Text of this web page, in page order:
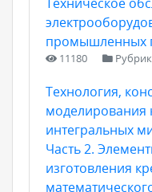
промышленных
11180
Технология,
моделирования
интегральных
Часть 2.
изготовления